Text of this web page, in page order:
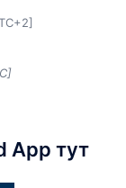
App тут